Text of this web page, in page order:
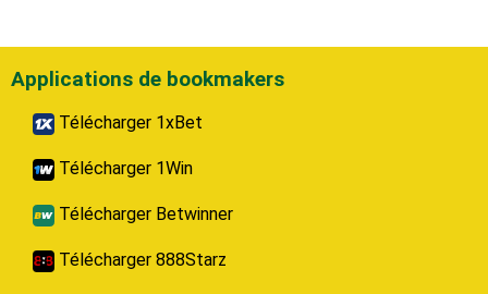
Applications de bookmakers
Télécharger 1xBet
Télécharger 1Win
Télécharger Betwinner
Télécharger 888Starz